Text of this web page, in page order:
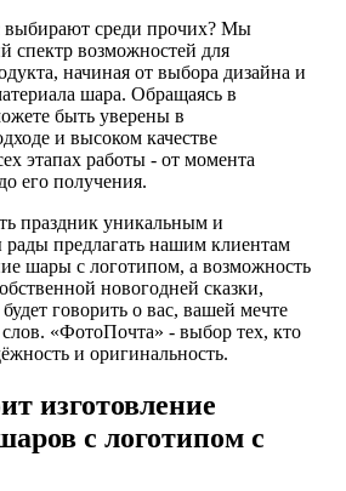
выбирают среди прочих? Мы
спектр возможностей для
начиная от выбора дизайна и
шара. Обращаясь в
быть уверены в
и высоком качестве
этапах работы - от момента
его получения.
праздник уникальным и
предлагать нашим клиентам
шары с логотипом, а возможность
новогодней сказки,
говорить о вас, вашей мечте
«ФотоПочта» - выбор тех, кто
и оригинальность.
изготовление
с логотипом с